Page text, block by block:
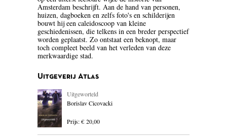
COLUMNS
DONATEURS LITERAIR
NEDERLAND
DUITSLAND
ENGELAND
ENGELSTALIG
Amsterdam beschrijft. Aan de hand van personen,
huizen, dagboeken en zelfs foto's en schilderijen
bouwt hij een caleidoscoop van kleine
geschiedenissen, die telkens in een breder perspectief
worden geplaatst. Zo ontstaat een beknopt, maar
toch compleet beeld van het verleden van deze
merkwaardige stad.
Uitgeverij Atlas
Uitgeworteld
Borislav Cicovacki
Prijs: € 20,00